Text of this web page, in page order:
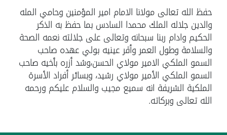
حفظ الله تعالى مولانا الامام امير المؤمنين وحامي المله
والدين جلاله الملك محمدا السادس بما حفظ به الذكر
الحكيم وادام ربنا سبحانه وتعالى على جلالته نعمه الصحة
والسلامة وطول العمر وأقر عينيه بولي عهده صاحب
السمو الملكي الامير مولاي الحسن،وشد أزره بأخيه صاحب
السمو الملكي الأمير مولاي رشيد، وبسائر أفراد الأسرة
الملكية الشريفة انه سميع مجيب والسلام عليكم ورحمه
الله تعالى وبركاته.